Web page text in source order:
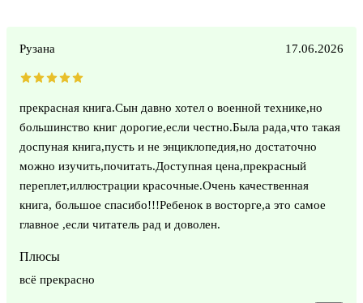
Рузана 17.06.2026
прекрасная книга.Сын давно хотел о военной технике,но
большинство книг дорогие,если честно.Была рада,что такая
доспуная книга,пусть и не энциклопедия,но достаточно
можно изучить,почитать.Доступная цена,прекрасный
переплет,иллюстрации красочные.Очень качественная
книга, большое спасибо!!!Ребенок в восторге,а это самое
главное ,если читатель рад и доволен.
Плюсы
всё прекрасно